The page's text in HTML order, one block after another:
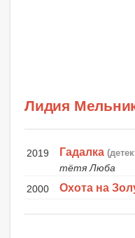
Лидия
2019 Гадалка
тётя Люба
2000
Охота на